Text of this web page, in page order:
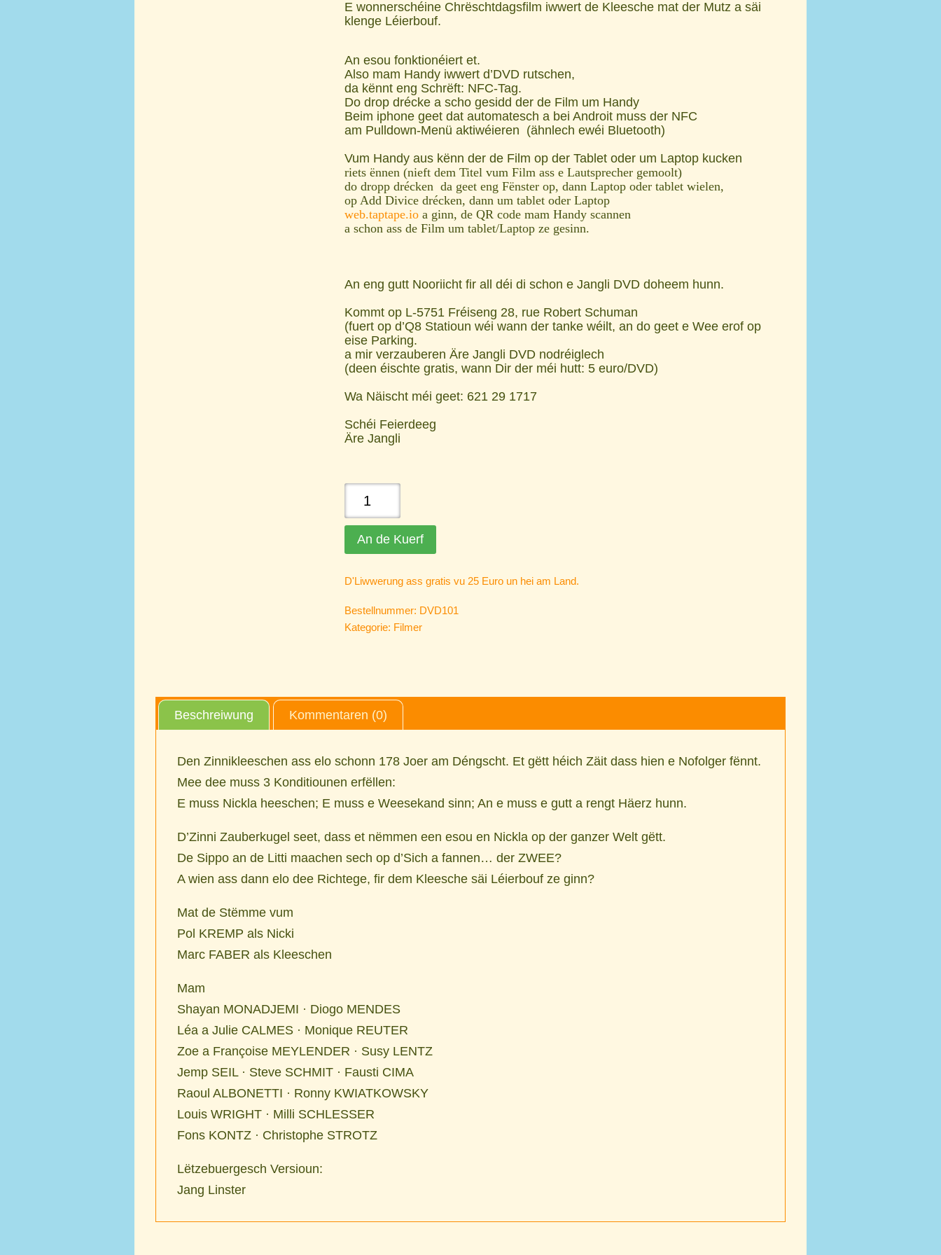
E wonnerschéine Chrëschtdagsfilm iwwert de Kleesche mat der Mutz a säi
klenge Léierbouf.
An esou fonktionéiert et.
Also mam Handy iwwert d’DVD rutschen,
da kënnt eng Schrëft: NFC-Tag.
Do drop drécke a scho gesidd der de Film um Handy
Beim iphone geet dat automatesch a bei Androit muss der NFC
am Pulldown-Menü aktiwéieren (ähnlech ewéi Bluetooth)
Vum Handy aus kënn der de Film op der Tablet oder um Laptop kucken
riets ënnen (nieft dem Titel vum Film ass e Lautsprecher gemoolt)
do dropp drécken da geet eng Fënster op, dann Laptop oder tablet wielen,
op Add Divice drécken, dann um tablet oder Laptop
web.taptape.io a ginn, de QR code mam Handy scannen
a schon ass de Film um tablet/Laptop ze gesinn.
An eng gutt Nooriicht fir all déi di schon e Jangli DVD doheem hunn.
Kommt op L-5751 Fréiseng 28, rue Robert Schuman
(fuert op d’Q8 Statioun wéi wann der tanke wéilt, an do geet e Wee erof op
eise Parking.
a mir verzauberen Äre Jangli DVD nodréiglech
(deen éischte gratis, wann Dir der méi hutt: 5 euro/DVD)
Wa Näischt méi geet: 621 29 1717
Schéi Feierdeeg
Äre Jangli
Dem
Kleesche
säi
Léierbouf
quantity
An de Kuerf
D'Liwwerung ass gratis vu 25 Euro un hei am Land.
Bestellnummer: DVD101
Kategorie: Filmer
Beschreiwung Kommentaren (0)
Den Zinnikleeschen ass elo schonn 178 Joer am Déngscht. Et gëtt héich Zäit dass hien e Nofolger fënnt.
Mee dee muss 3 Konditiounen erfëllen:
E muss Nickla heeschen; E muss e Weesekand sinn; An e muss e gutt a rengt Häerz hunn.
D’Zinni Zauberkugel seet, dass et nëmmen een esou en Nickla op der ganzer Welt gëtt.
De Sippo an de Litti maachen sech op d’Sich a fannen… der ZWEE?
A wien ass dann elo dee Richtege, fir dem Kleesche säi Léierbouf ze ginn?
Mat de Stëmme vum
Pol KREMP als Nicki
Marc FABER als Kleeschen
Mam
Shayan MONADJEMI · Diogo MENDES
Léa a Julie CALMES · Monique REUTER
Zoe a Françoise MEYLENDER · Susy LENTZ
Jemp SEIL · Steve SCHMIT · Fausti CIMA
Raoul ALBONETTI · Ronny KWIATKOWSKY
Louis WRIGHT · Milli SCHLESSER
Fons KONTZ · Christophe STROTZ
Lëtzebuergesch Versioun:
Jang Linster